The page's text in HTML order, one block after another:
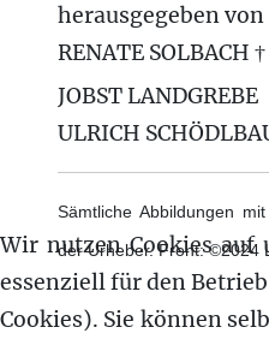
herausgegeben von
RENATE SOLBACH †
JOBST LANDGREBE
ULRICH
Sämtliche Abbildungen
der Urheber. Front: ©2024
Wir nutzen Cookies auf
essenziell für den
Cookies). Sie können